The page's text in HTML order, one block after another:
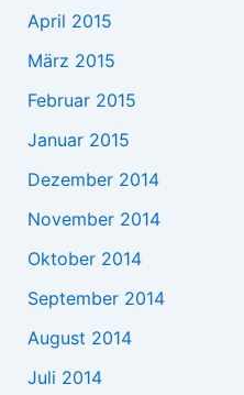
April 2015
März 2015
Februar 2015
Januar 2015
Dezember 2014
November 2014
Oktober 2014
September 2014
August 2014
Juli 2014